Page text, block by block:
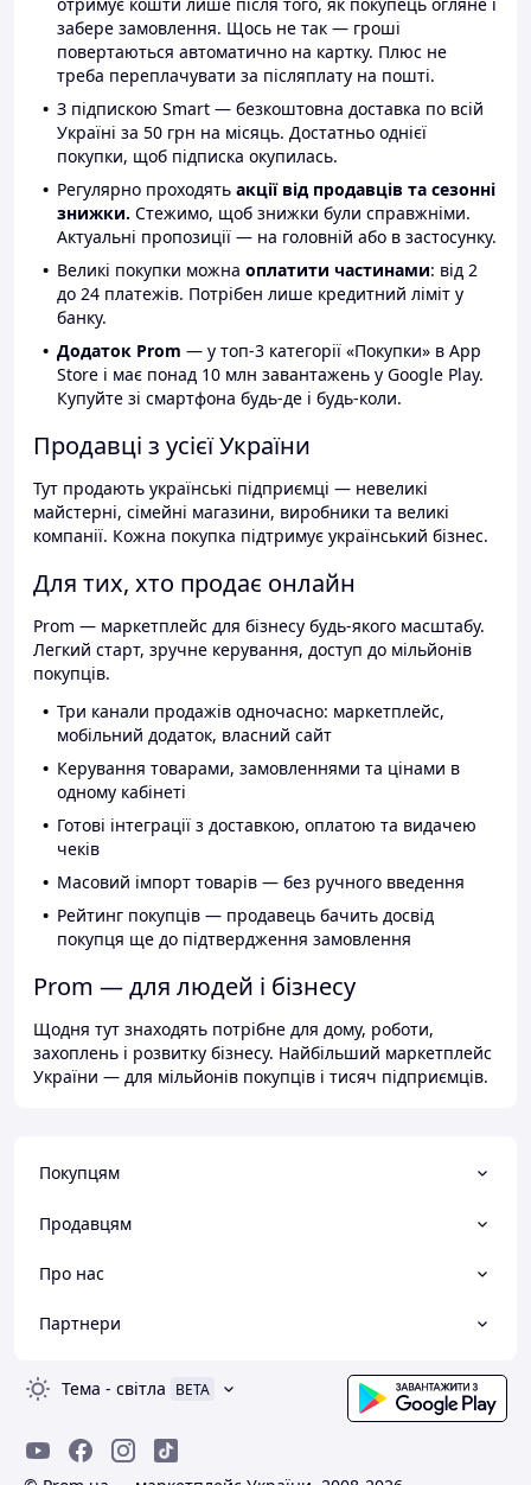
забере замовлення. Щось не так — гроші
повертаються автоматично на картку. Плюс не
треба переплачувати за післяплату на пошті.
З підпискою Smart — безкоштовна доставка по всій
Україні за 50 грн на місяць. Достатньо однієї
покупки, щоб підписка окупилась.
Регулярно проходять акції від продавців та сезонні
знижки. Стежимо, щоб знижки були справжніми.
Актуальні пропозиції — на головній або в застосунку.
Великі покупки можна оплатити частинами: від 2
до 24 платежів. Потрібен лише кредитний ліміт у
банку.
Додаток Prom — у топ-3 категорії «Покупки» в App
Store і має понад 10 млн завантажень у Google Play.
Купуйте зі смартфона будь-де і будь-коли.
Продавці з усієї України
Тут продають українські підприємці — невеликі
майстерні, сімейні магазини, виробники та великі
компанії. Кожна покупка підтримує український бізнес.
Для тих, хто продає онлайн
Prom — маркетплейс для бізнесу будь-якого масштабу.
Легкий старт, зручне керування, доступ до мільйонів
покупців.
Три канали продажів одночасно: маркетплейс,
мобільний додаток, власний сайт
Керування товарами, замовленнями та цінами в
одному кабінеті
Готові інтеграції з доставкою, оплатою та видачею
чеків
Масовий імпорт товарів — без ручного введення
Рейтинг покупців — продавець бачить досвід
покупця ще до підтвердження замовлення
Prom — для людей і бізнесу
Щодня тут знаходять потрібне для дому, роботи,
захоплень і розвитку бізнесу. Найбільший маркетплейс
України — для мільйонів покупців і тисяч підприємців.
Покупцям
Продавцям
Про нас
Партнери
Тема - світла BETA